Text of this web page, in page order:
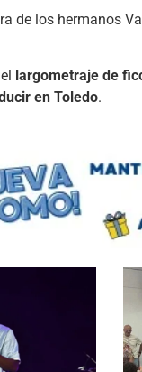
de los hermanos
largometraje de
en Toledo.